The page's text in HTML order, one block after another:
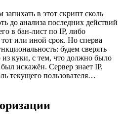
в этот скрипт сколь
до анализа последних действий
в бан-лист по IP, либо
или иной срок. Но сперва
будем сверять
куки, с тем, что должно было
искажён. Сервер знает IP,
текущего пользователя…